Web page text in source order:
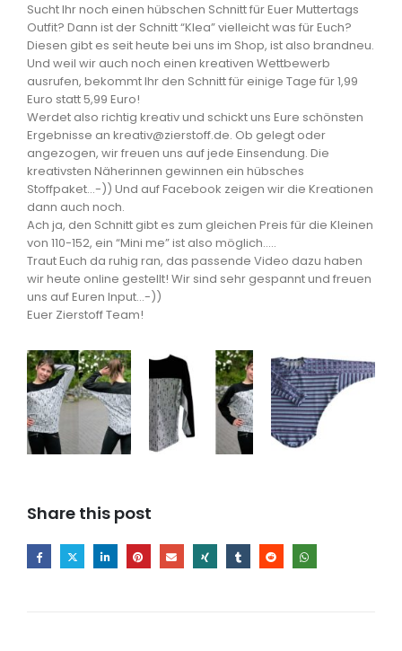
Sucht Ihr noch einen hübschen Schnitt für Euer Muttertags
Outfit? Dann ist der Schnitt “Klea” vielleicht was für Euch?
Diesen gibt es seit heute bei uns im Shop, ist also brandneu.
Und weil wir auch noch einen kreativen Wettbewerb
ausrufen, bekommt Ihr den Schnitt für einige Tage für 1,99
Euro statt 5,99 Euro!
Werdet also richtig kreativ und schickt uns Eure schönsten
Ergebnisse an kreativ@zierstoff.de. Ob gelegt oder
angezogen, wir freuen uns auf jede Einsendung. Die
kreativsten Näherinnen gewinnen ein hübsches
Stoffpaket…-)) Und auf Facebook zeigen wir die Kreationen
dann auch noch.
Ach ja, den Schnitt gibt es zum gleichen Preis für die Kleinen
von 110-152, ein “Mini me” ist also möglich…..
Traut Euch da ruhig ran, das passende Video dazu haben
wir heute online gestellt! Wir sind sehr gespannt und freuen
uns auf Euren Input…-))
Euer Zierstoff Team!
Share this post